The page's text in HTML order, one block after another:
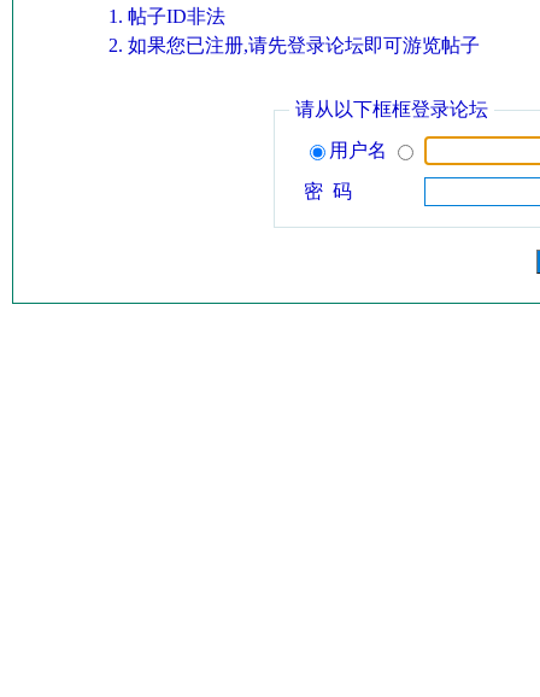
帖子ID非法
如果您已注册,请先登录论坛即可游览帖子
请从以下框框登录论坛
用户名
密 码